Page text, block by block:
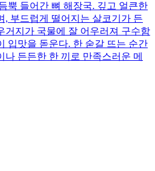
뿍 들어간 뼈 해장국. 깊고 얼큰한
, 부드럽게 떨어지는 살코기가 든
거지가 국물에 잘 어우러져 구수함
입맛을 돋운다. 한 숟갈 뜨는 순간
나 든든한 한 끼로 만족스러운 메